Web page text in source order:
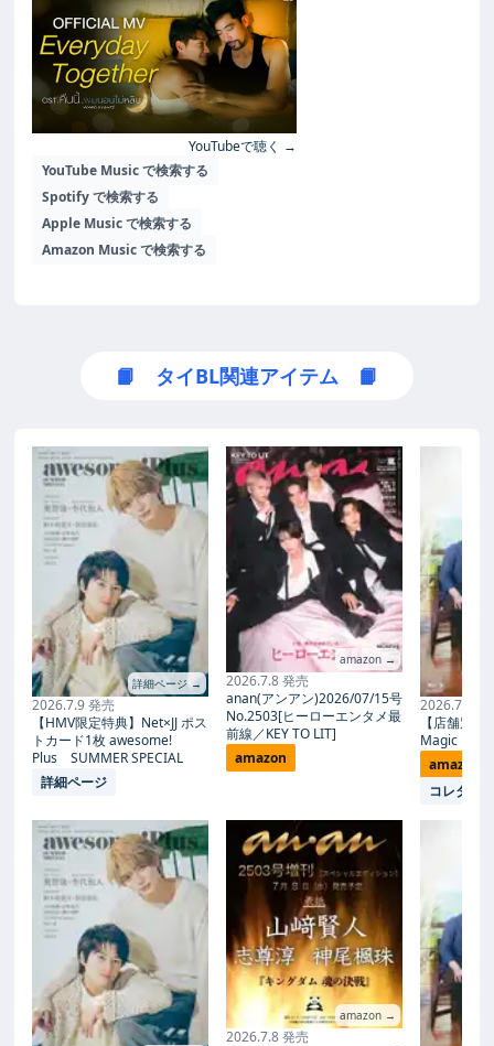
YouTubeで聴く →
YouTube Music で検索する
Spotify で検索する
Apple Music で検索する
Amazon Music で検索する
📙 タイBL関連アイテム 📙
詳細ページ →
2026.7.9 発売
【HMV限定特典】Net×JJ ポス
トカード1枚 awesome!
Plus SUMMER SPECIAL
詳細ページ
amazon →
2026.7.8 発売
anan(アンアン)2026/07/15号
No.2503[ヒーローエンタメ最
前線／KEY TO LIT]
amazon
amazon →
2026.7.8 発売
2026.7.27
【店舗別
Magic
amazon
コレタメ